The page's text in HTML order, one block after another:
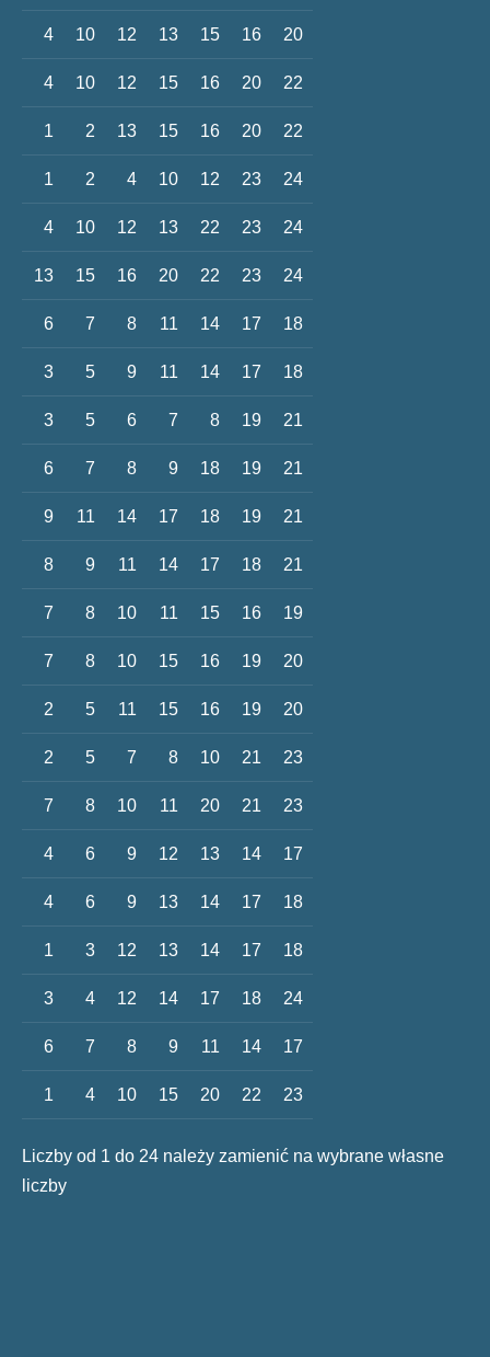
4 10 12 13 15 16 20
4 10 12 15 16 20 22
1 2 13 15 16 20 22
1 2 4 10 12 23 24
4 10 12 13 22 23 24
13 15 16 20 22 23 24
6 7 8 11 14 17 18
3 5 9 11 14 17 18
3 5 6 7 8 19 21
6 7 8 9 18 19 21
9 11 14 17 18 19 21
8 9 11 14 17 18 21
7 8 10 11 15 16 19
7 8 10 15 16 19 20
2 5 11 15 16 19 20
2 5 7 8 10 21 23
7 8 10 11 20 21 23
4 6 9 12 13 14 17
4 6 9 13 14 17 18
1 3 12 13 14 17 18
3 4 12 14 17 18 24
6 7 8 9 11 14 17
1 4 10 15 20 22 23
Liczby od 1 do 24 należy zamienić na wybrane własne
liczby